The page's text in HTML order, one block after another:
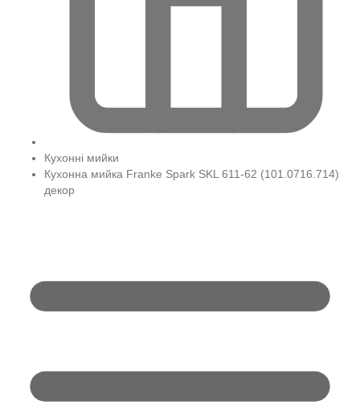
Кухонні мийки
Кухонна мийка Franke Spark SKL 611-62 (101.0716.714)
декор